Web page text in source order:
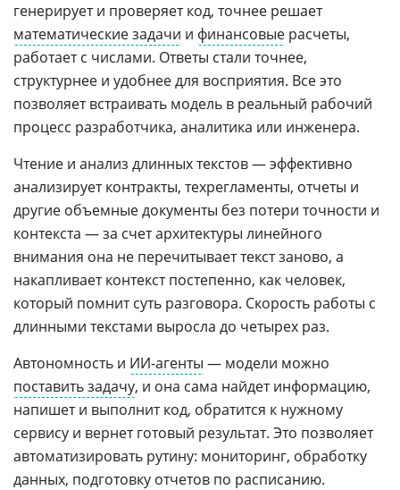
генерирует и проверяет код, точнее решает
математические задачи и финансовые расчеты,
работает с числами. Ответы стали точнее,
структурнее и удобнее для восприятия. Все это
позволяет встраивать модель в реальный рабочий
процесс разработчика, аналитика или инженера.
Чтение и анализ длинных текстов — эффективно
анализирует контракты, техрегламенты, отчеты и
другие объемные документы без потери точности и
контекста — за счет архитектуры линейного
внимания она не перечитывает текст заново, а
накапливает контекст постепенно, как человек,
который помнит суть разговора. Скорость работы с
длинными текстами выросла до четырех раз.
Автономность и ИИ-агенты — модели можно
поставить задачу, и она сама найдет информацию,
напишет и выполнит код, обратится к нужному
сервису и вернет готовый результат. Это позволяет
автоматизировать рутину: мониторинг, обработку
данных, подготовку отчетов по расписанию.